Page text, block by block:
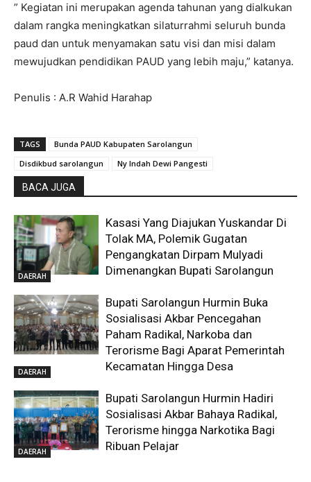
” Kegiatan ini merupakan agenda tahunan yang dialkukan
dalam rangka meningkatkan silaturrahmi seluruh bunda
paud dan untuk menyamakan satu visi dan misi dalam
mewujudkan pendidikan PAUD yang lebih maju,” katanya.
Penulis : A.R Wahid Harahap
TAGS
Bunda PAUD Kabupaten Sarolangun
Disdikbud sarolangun
Ny Indah Dewi Pangesti
BACA JUGA
DAERAH
Kasasi Yang Diajukan Yuskandar Di
Tolak MA, Polemik Gugatan
Pengangkatan Dirpam Mulyadi
Dimenangkan Bupati Sarolangun
DAERAH
Bupati Sarolangun Hurmin Buka
Sosialisasi Akbar Pencegahan
Paham Radikal, Narkoba dan
Terorisme Bagi Aparat Pemerintah
Kecamatan Hingga Desa
DAERAH
Bupati Sarolangun Hurmin Hadiri
Sosialisasi Akbar Bahaya Radikal,
Terorisme hingga Narkotika Bagi
Ribuan Pelajar